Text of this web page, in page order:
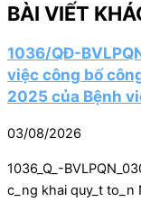
BÀI VIẾT
1036/QĐ-
việc công bố
2025 của Bệnh
03/08/2026
1036_Q_-
c_ng khai quy_t to_n